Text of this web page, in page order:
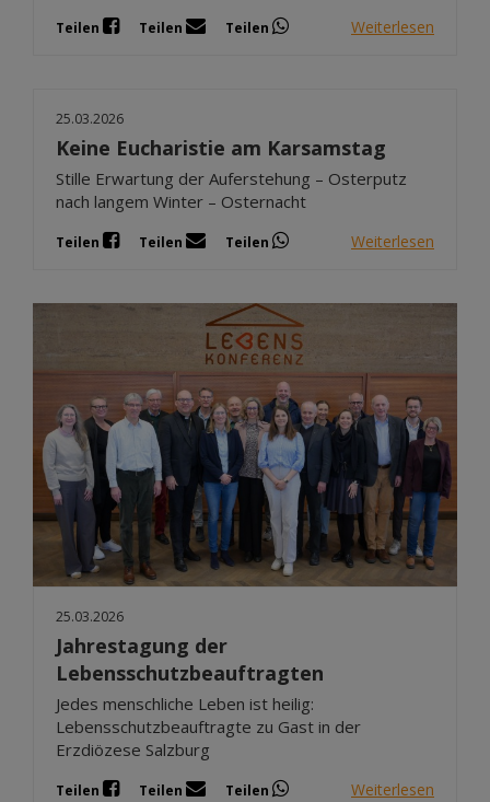
Teilen Teilen Teilen Weiterlesen
25.03.2026
Keine Eucharistie am Karsamstag
Stille Erwartung der Auferstehung – Osterputz
nach langem Winter – Osternacht
Teilen Teilen Teilen Weiterlesen
25.03.2026
Jahrestagung der
Lebensschutzbeauftragten
Jedes menschliche Leben ist heilig:
Lebensschutzbeauftragte zu Gast in der
Erzdiözese Salzburg
Teilen Teilen Teilen Weiterlesen